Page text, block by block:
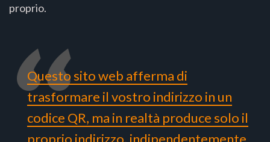
proprio.
Questo sito web afferma di
trasformare il vostro indirizzo in un
codice QR, ma in realtà produce solo il
proprio indirizzo, indipendentemente